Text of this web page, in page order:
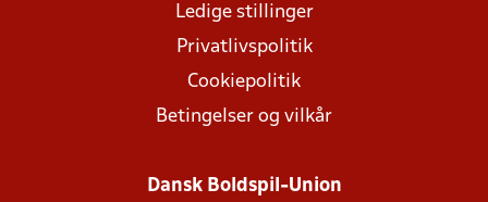
Ledige stillinger
Privatlivspolitik
Cookiepolitik
Betingelser og vilkår
Dansk Boldspil-Union